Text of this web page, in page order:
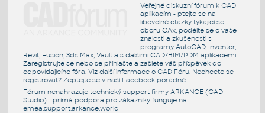
Veřejné diskuzní fórum k CAD
aplikacím - ptejte se na
libovolné otázky týkající se
oboru CAx, podělte se o vaše
znalosti a zkušenosti s
programy AutoCAD, Inventor,
Revit, Fusion, 3ds Max, Vault a s dalšími CAD/BIM/PDM aplikacemi.
Zaregistrujte se nebo se přihlašte a zašlete váš příspěvek do
odpovídajícího fóra. Viz další informace o CAD Fóru. Nechcete se
registrovat? Zeptejte se v naší Facebook poradně.
Fórum nenahrazuje technický support firmy ARKANCE (CAD
Studio) - přímá podpora pro zákazníky funguje na
emea.support.arkance.world